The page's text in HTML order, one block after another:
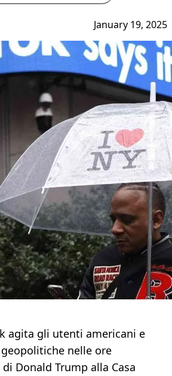
January 19, 2025
agita gli utenti americani e
nelle ore
Donald Trump alla Casa